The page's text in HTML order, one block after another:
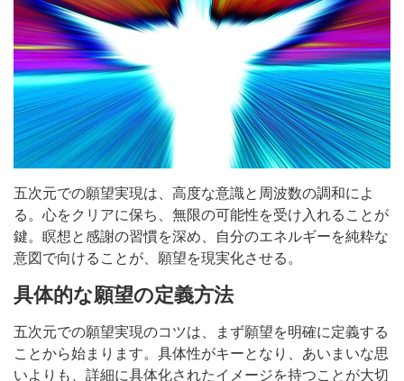
五次元での願望実現は、高度な意識と周波数の調和によ
る。心をクリアに保ち、無限の可能性を受け入れることが
鍵。瞑想と感謝の習慣を深め、自分のエネルギーを純粋な
意図で向けることが、願望を現実化させる。
具体的な願望の定義方法
五次元での願望実現のコツは、まず願望を明確に定義する
ことから始まります。具体性がキーとなり、あいまいな思
いよりも、詳細に具体化されたイメージを持つことが大切